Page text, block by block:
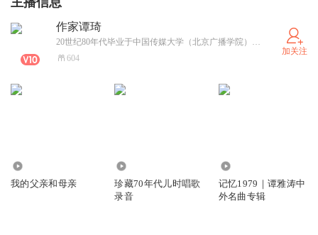
作家谭琦
20世纪80年代毕业于中国传媒大学（北京广播学院）播音专业，曾任北京人民广播电台播音员。日本大学艺术研究所电视文化研究生毕业后，写作、中文教师、翻译、华语配音。翻译《新型广告》《创意思路》《广告文案》《屋顶·墙面绿化技术指南》《城市绿化技术集》等，著作有《日本国立小学365天》《日本公立中学一千天》（三联出版社） 《姜椿芳校长传》（上海外语教育出版社）等。
604
加关注
我的父亲和母亲
珍藏70年代儿时唱歌
录音
记忆1979｜谭雅涛中
外名曲专辑